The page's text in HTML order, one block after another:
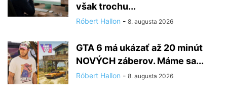
však trochu...
Róbert Hallon - 8. augusta 2026
GTA 6 má ukázať až 20 minút
NOVÝCH záberov. Máme sa...
Róbert Hallon - 8. augusta 2026